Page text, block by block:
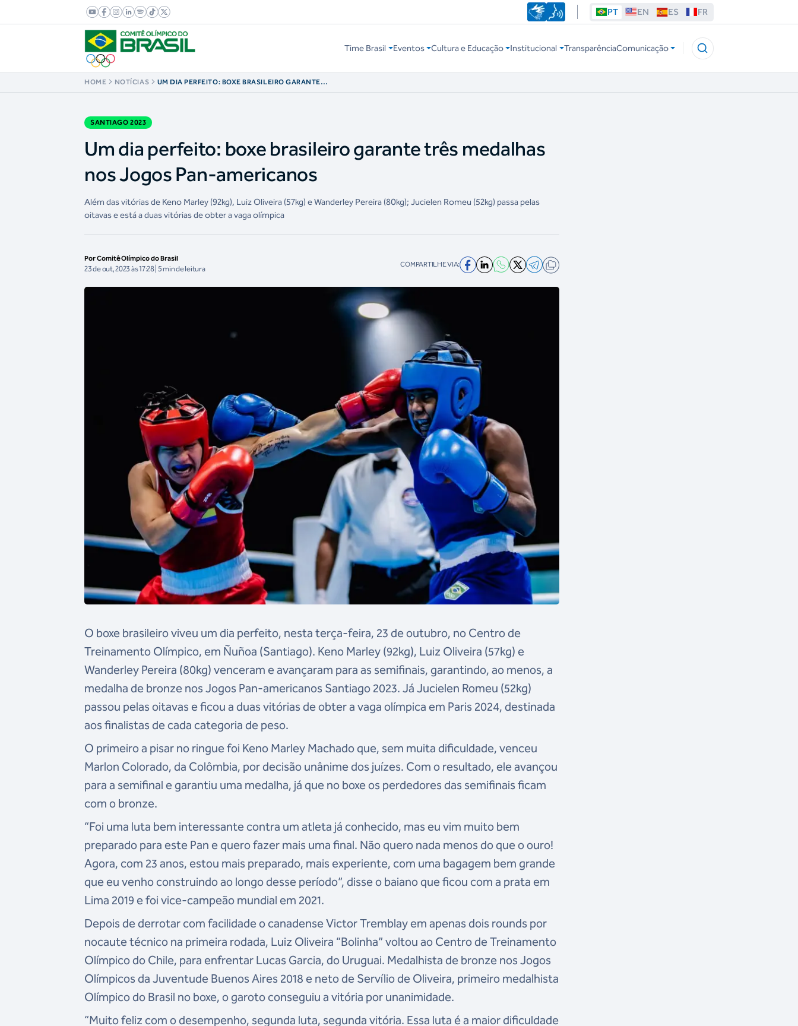
PT EN ES FR
Time Brasil Eventos Cultura e Educação Institucional TransparênciaComunicação
HOME NOTÍCIAS
UM DIA PERFEITO: BOXE BRASILEIRO GARANTE
SANTIAGO 2023
Um dia perfeito: boxe brasileiro garante três medalhas
nos Jogos Pan-americanos
Além das vitórias de Keno Marley (92kg), Luiz Oliveira (57kg) e Wanderley Pereira (80kg); Jucielen Romeu (52kg) passa pelas
oitavas e está a duas vitórias de obter a vaga olímpica
Por Comitê Olímpico do Brasil
23 de out, 2023 às 17:28 | 5 min de leitura COMPARTILHE VIA:
O boxe brasileiro viveu um dia perfeito, nesta terça-feira, 23 de outubro, no Centro de
Treinamento Olímpico, em Ñuñoa (Santiago). Keno Marley (92kg), Luiz Oliveira (57kg) e
Wanderley Pereira (80kg) venceram e avançaram para as semifinais, garantindo, ao menos, a
medalha de bronze nos Jogos Pan-americanos Santiago 2023. Já Jucielen Romeu (52kg)
passou pelas oitavas e ficou a duas vitórias de obter a vaga olímpica em Paris 2024, destinada
aos finalistas de cada categoria de peso.
O primeiro a pisar no ringue foi Keno Marley Machado que, sem muita dificuldade, venceu
Marlon Colorado, da Colômbia, por decisão unânime dos juízes. Com o resultado, ele avançou
para a semifinal e garantiu uma medalha, já que no boxe os perdedores das semifinais ficam
com o bronze.
“Foi uma luta bem interessante contra um atleta já conhecido, mas eu vim muito bem
preparado para este Pan e quero fazer mais uma final. Não quero nada menos do que o ouro!
Agora, com 23 anos, estou mais preparado, mais experiente, com uma bagagem bem grande
que eu venho construindo ao longo desse período”, disse o baiano que ficou com a prata em
Lima 2019 e foi vice-campeão mundial em 2021.
Depois de derrotar com facilidade o canadense Victor Tremblay em apenas dois rounds por
nocaute técnico na primeira rodada, Luiz Oliveira “Bolinha” voltou ao Centro de Treinamento
Olímpico do Chile, para enfrentar Lucas Garcia, do Uruguai. Medalhista de bronze nos Jogos
Olímpicos da Juventude Buenos Aires 2018 e neto de Servílio de Oliveira, primeiro medalhista
Olímpico do Brasil no boxe, o garoto conseguiu a vitória por unanimidade.
“Muito feliz com o desempenho, segunda luta, segunda vitória. Essa luta é a maior dificuldade